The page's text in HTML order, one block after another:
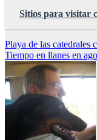
Sitios para visitar
Navegación
de
entradas
Playa de las catedrales
Tiempo en llanes en